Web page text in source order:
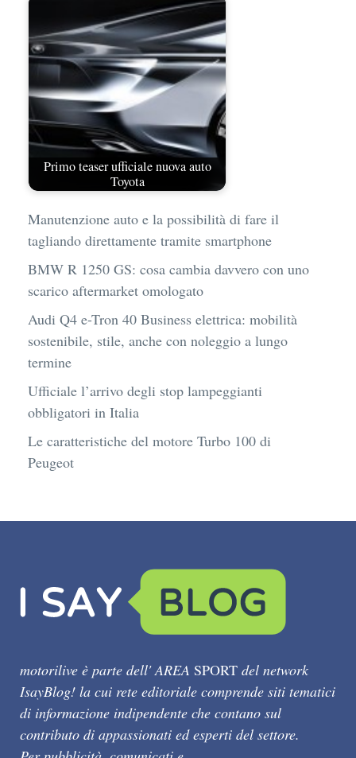
Primo teaser ufficiale nuova auto
Toyota
Manutenzione auto e la possibilità di fare il
tagliando direttamente tramite smartphone
BMW R 1250 GS: cosa cambia davvero con uno
scarico aftermarket omologato
Audi Q4 e-Tron 40 Business elettrica: mobilità
sostenibile, stile, anche con noleggio a lungo
termine
Ufficiale l’arrivo degli stop lampeggianti
obbligatori in Italia
Le caratteristiche del motore Turbo 100 di
Peugeot
motorilive è parte dell' AREA SPORT del network
IsayBlog! la cui rete editoriale comprende siti tematici
di informazione indipendente che contano sul
contributo di appassionati ed esperti del settore.